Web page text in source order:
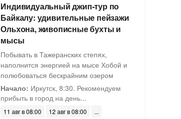
Индивидуальный джип-тур по
Байкалу: удивительные пейзажи
Ольхона, живописные бухты и
мысы
Побывать в Тажеранских степях,
наполнится энергией на мысе Хобой и
полюбоваться бескрайним озером
Начало: Иркутск, 8:30. Рекомендуем
прибыть в город на день...
11 авг в 08:00 12 авг в 08:00